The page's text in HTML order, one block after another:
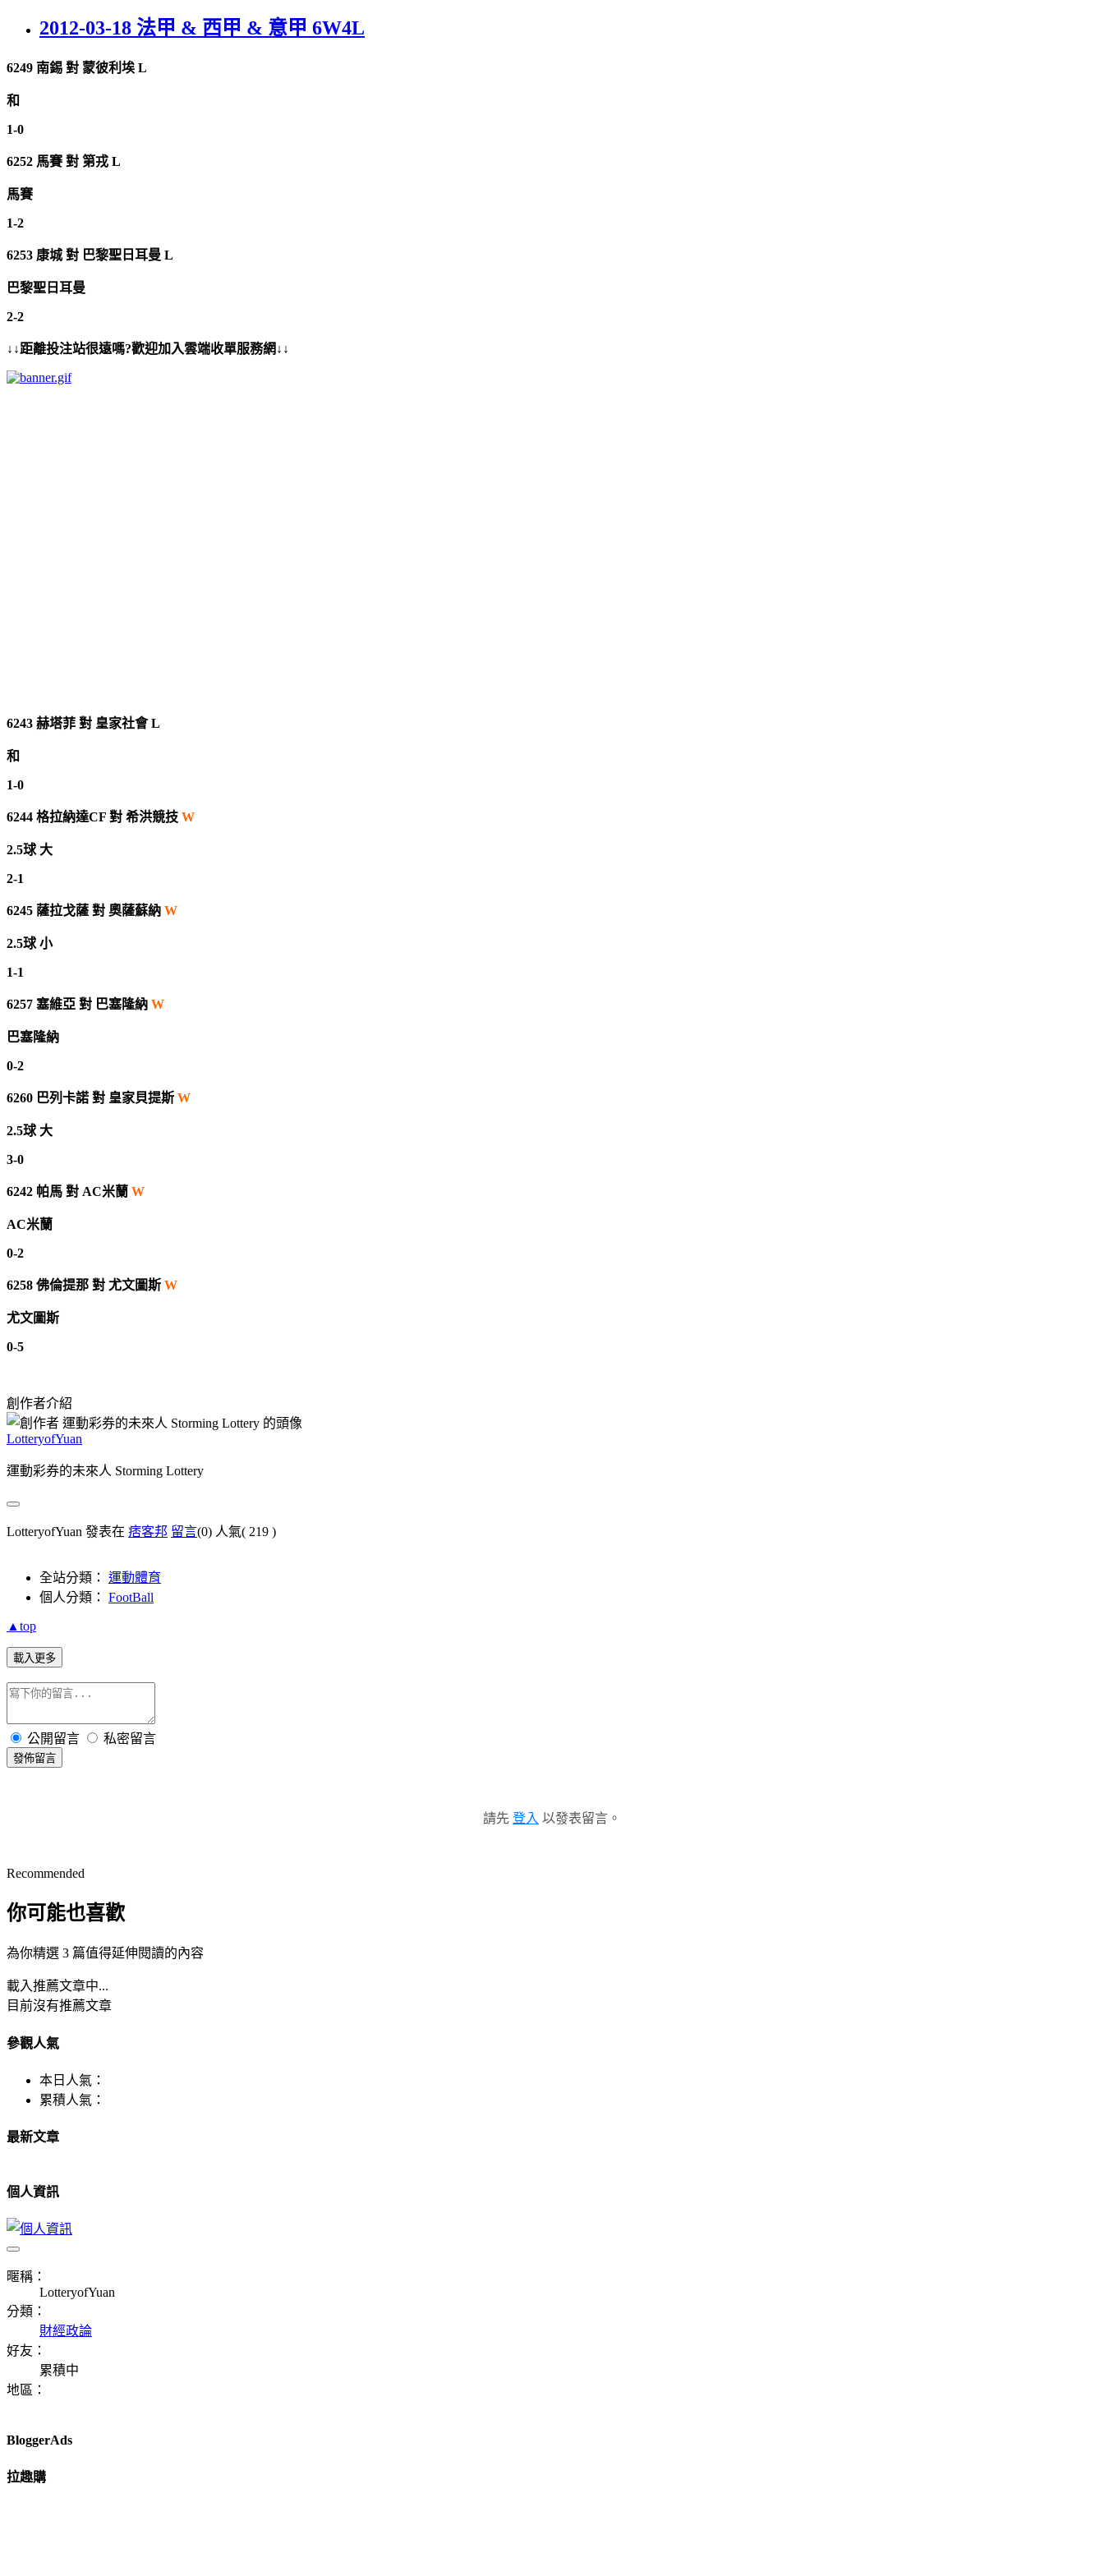
2012-03-18 法甲 & 西甲 & 意甲 6W4L
6249 南錫 對 蒙彼利埃 L
和
1-0
6252 馬賽 對 第戎 L
馬賽
1-2
6253 康城 對 巴黎聖日耳曼 L
巴黎聖日耳曼
2-2
↓↓距離投注站很遠嗎?歡迎加入雲端收單服務網↓↓
6243 赫塔菲 對 皇家社會 L
和
1-0
6244 格拉納達CF 對 希洪競技 W
2.5球 大
2-1
6245 薩拉戈薩 對 奧薩蘇納 W
2.5球 小
1-1
6257 塞維亞 對 巴塞隆納 W
巴塞隆納
0-2
6260 巴列卡諾 對 皇家貝提斯 W
2.5球 大
3-0
6242 帕馬 對 AC米蘭 W
AC米蘭
0-2
6258 佛倫提那 對 尤文圖斯 W
尤文圖斯
0-5
創作者介紹
LotteryofYuan
運動彩券的未來人 Storming Lottery
LotteryofYuan 發表在 痞客邦 留言(0) 人氣( 219 )
全站分類： 運動體育
個人分類： FootBall
▲top
載入更多
公開留言 私密留言
發佈留言
請先 登入 以發表留言。
Recommended
你可能也喜歡
為你精選 3 篇值得延伸閱讀的內容
載入推薦文章中...
目前沒有推薦文章
參觀人氣
本日人氣：
累積人氣：
最新文章
個人資訊
暱稱：
LotteryofYuan
分類：
財經政論
好友：
累積中
地區：
BloggerAds
拉趣購